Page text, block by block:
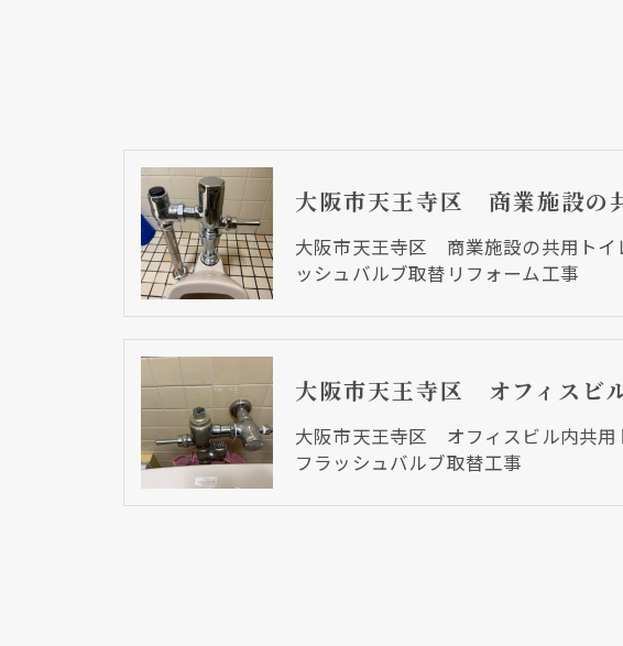
大阪市天王寺区 商業施設の共用トイ
ッシュバルブ取替リフォーム工事
大阪市天王寺区 オフィスビル内共用
フラッシュバルブ取替工事
クリ
クリ